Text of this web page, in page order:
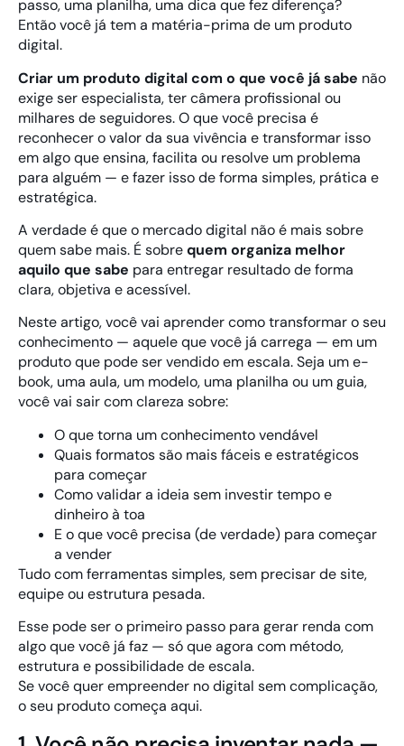
passo, uma planilha, uma dica que fez diferença?
Então você já tem a matéria-prima de um produto
digital.
Criar um produto digital com o que você já sabe não
exige ser especialista, ter câmera profissional ou
milhares de seguidores. O que você precisa é
reconhecer o valor da sua vivência e transformar isso
em algo que ensina, facilita ou resolve um problema
para alguém — e fazer isso de forma simples, prática e
estratégica.
A verdade é que o mercado digital não é mais sobre
quem sabe mais. É sobrequem organiza melhor
aquilo que sabe para entregar resultado de forma
clara, objetiva e acessível.
Neste artigo, você vai aprender como transformar o seu
conhecimento — aquele que você já carrega — em um
produto que pode ser vendido em escala. Seja um e-
book, uma aula, um modelo, uma planilha ou um guia,
você vai sair com clareza sobre:
O que torna um conhecimento vendável
Quais formatos são mais fáceis e estratégicos
para começar
Como validar a ideia sem investir tempo e
dinheiro à toa
E o que você precisa (de verdade) para começar
a vender
Tudo com ferramentas simples, sem precisar de site,
equipe ou estrutura pesada.
Esse pode ser o primeiro passo para gerar renda com
algo que você já faz — só que agora com método,
estrutura e possibilidade de escala.
Se você quer empreender no digital sem complicação,
o seu produto começa aqui.